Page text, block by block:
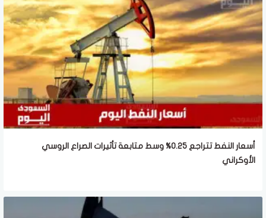
أسعار النفط تتراجع 0.25% وسط متابعة تأثيرات الصراع الروسي
الأوكراني